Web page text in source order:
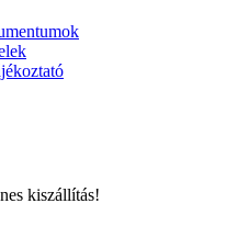
kiszállítás!